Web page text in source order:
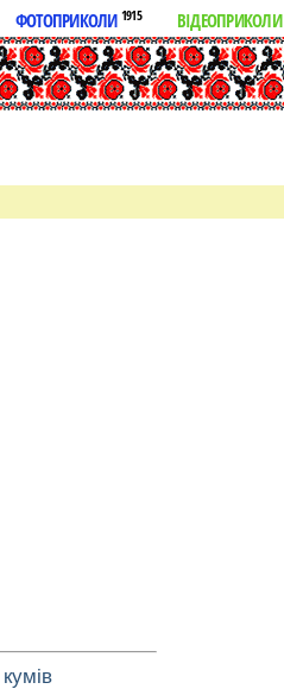
ФОТОПРИКОЛИ 1915 ВІДЕОПРИКОЛИ